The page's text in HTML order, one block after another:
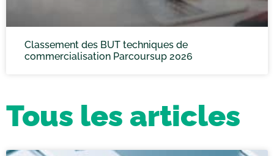
Classement des BUT techniques de
commercialisation Parcoursup 2026
Tous les articles